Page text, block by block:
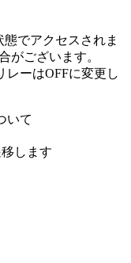
でアクセスされま
がございます。
レーはOFFに変更し
いて
します